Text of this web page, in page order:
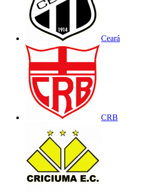
Ceará
CRB